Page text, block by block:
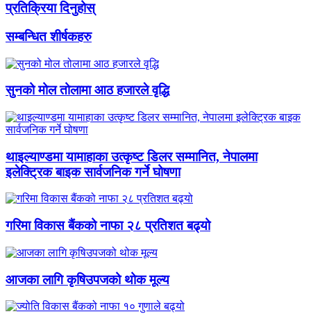
प्रतिक्रिया दिनुहोस्
सम्बन्धित शीर्षकहरु
सुनको मोल तोलामा आठ हजारले वृद्धि
थाइल्याण्डमा यामाहाका उत्कृष्ट डिलर सम्मानित, नेपालमा
इलेक्ट्रिक बाइक सार्वजनिक गर्ने घोषणा
गरिमा विकास बैंकको नाफा २८ प्रतिशत बढ्यो
आजका लागि कृषिउपजको थोक मूल्य